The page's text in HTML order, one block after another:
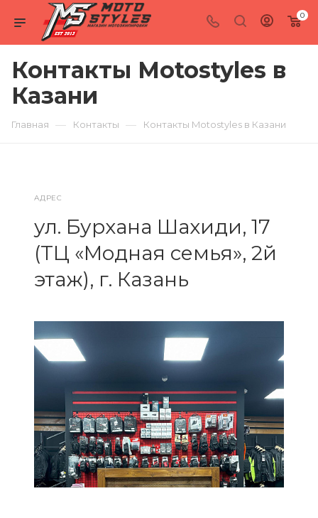
0
Контакты Motostyles в
Казани
Главная — Контакты — Контакты Motostyles в Казани
АДРЕС
ул. Бурхана Шахиди, 17
(ТЦ «Модная семья», 2й
этаж), г. Казань